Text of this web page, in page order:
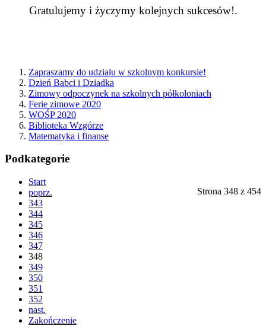
Gratulujemy i życzymy kolejnych sukcesów!.
Zapraszamy do udziału w szkolnym konkursie!
Dzień Babci i Dziadka
Zimowy odpoczynek na szkolnych półkoloniach
Ferie zimowe 2020
WOŚP 2020
Biblioteka Wzgórze
Matematyka i finanse
Podkategorie
Strona 348 z 454
Start
poprz.
343
344
345
346
347
348
349
350
351
352
nast.
Zakończenie